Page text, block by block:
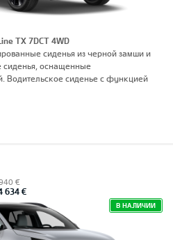
TX 7DCT 4WD
сиденья из черной замши и
сиденья, оснащенные
Водительское сиденье с функцией
€
634 €
В НАЛИЧИИ